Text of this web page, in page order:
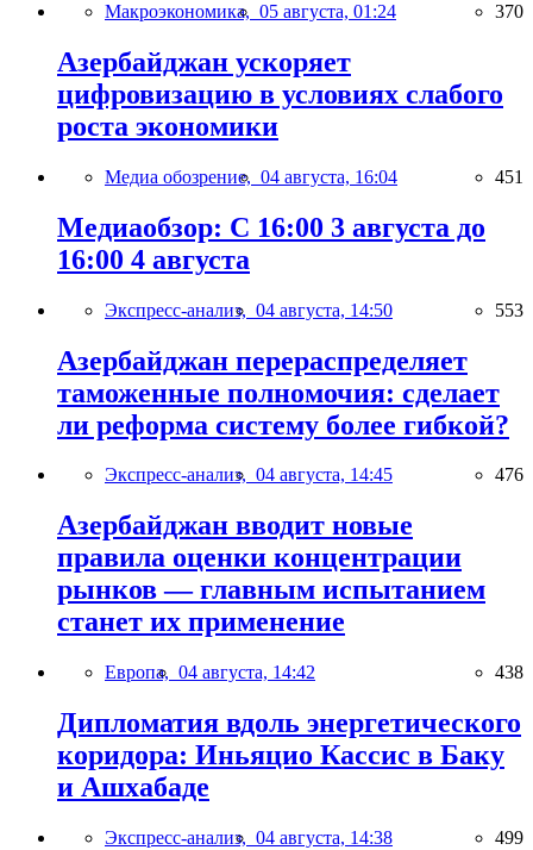
Макроэкономика, 05 августа, 01:24 370
Азербайджан ускоряет
цифровизацию в условиях слабого
роста экономики
Медиа обозрение, 04 августа, 16:04 451
Медиаобзор: С 16:00 3 августа до
16:00 4 августа
Экспресс-анализ, 04 августа, 14:50 553
Азербайджан перераспределяет
таможенные полномочия: сделает
ли реформа систему более гибкой?
Экспресс-анализ, 04 августа, 14:45 476
Азербайджан вводит новые
правила оценки концентрации
рынков — главным испытанием
станет их применение
Европа, 04 августа, 14:42 438
Дипломатия вдоль энергетического
коридора: Иньяцио Кассис в Баку
и Ашхабаде
Экспресс-анализ, 04 августа, 14:38 499